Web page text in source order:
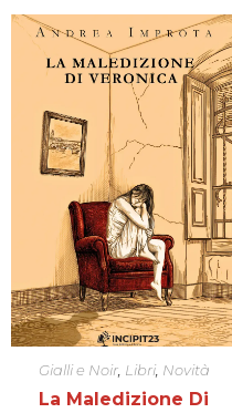
Gialli e Noir, Libri, Novità
La Maledizione Di